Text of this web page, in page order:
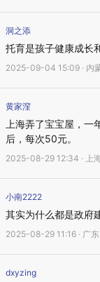
洞之添
托育是孩子健康成长
2025-09-04 15:09 · 内
黄家漥
上海弄了宝宝屋，
后，每次50元。
2025-08-29 12:34 · 上
小南2222
其实为什么都是政府
2025-08-29 11:16 · 广东
dxyzing